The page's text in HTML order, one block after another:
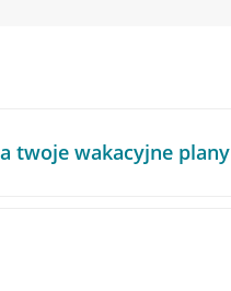
twoje wakacyjne plany